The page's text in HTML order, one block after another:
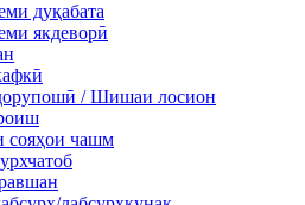
дуқабата
якдеворӣ
/ Шишаи лосион
сояҳои чашм